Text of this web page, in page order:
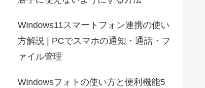
Windows11スマートフォン連携の使い
方解説 | PCでスマホの通知・通話・フ
ァイル管理
Windowsフォトの使い方と便利機能5